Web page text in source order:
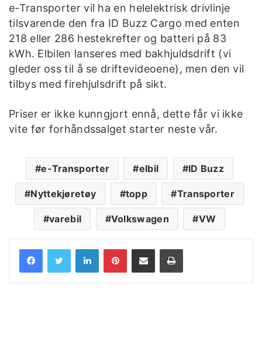
e-Transporter vil ha en helelektrisk drivlinje
tilsvarende den fra ID Buzz Cargo med enten
218 eller 286 hestekrefter og batteri på 83
kWh. Elbilen lanseres med bakhjuldsdrift (vi
gleder oss til å se driftevideoene), men den vil
tilbys med firehjulsdrift på sikt.
Priser er ikke kunngjort ennå, dette får vi ikke
vite før forhåndssalget starter neste vår.
e-Transporter elbil ID Buzz
Nyttekjøretøy topp Transporter
varebil Volkswagen VW
LinkedInPinterestShare via Email Print